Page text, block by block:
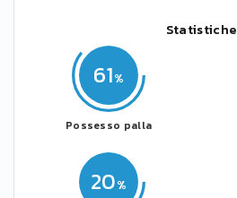
Statistiche
61
Possesso palla
20